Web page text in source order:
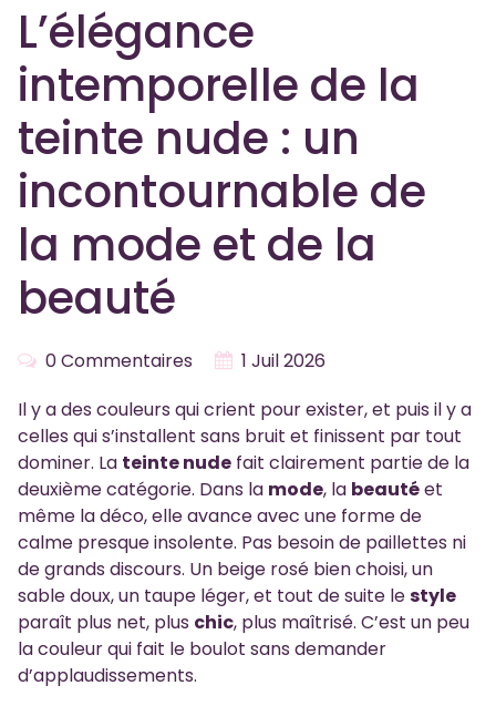
L’élégance
intemporelle de la
teinte nude : un
incontournable de
la mode et de la
beauté
0 Commentaires
1 Juil 2026
Il y a des couleurs qui crient pour exister, et puis il y a
celles qui s’installent sans bruit et finissent par tout
dominer. La teinte nude fait clairement partie de la
deuxième catégorie. Dans la mode, la beautéet
même la déco, elle avance avec une forme de
calme presque insolente. Pas besoin de paillettes ni
de grands discours. Un beige rosé bien choisi, un
sable doux, un taupe léger, et tout de suite lestyle
paraît plus net, plus chic, plus maîtrisé. C’est un peu
la couleur qui fait le boulot sans demander
d’applaudissements.